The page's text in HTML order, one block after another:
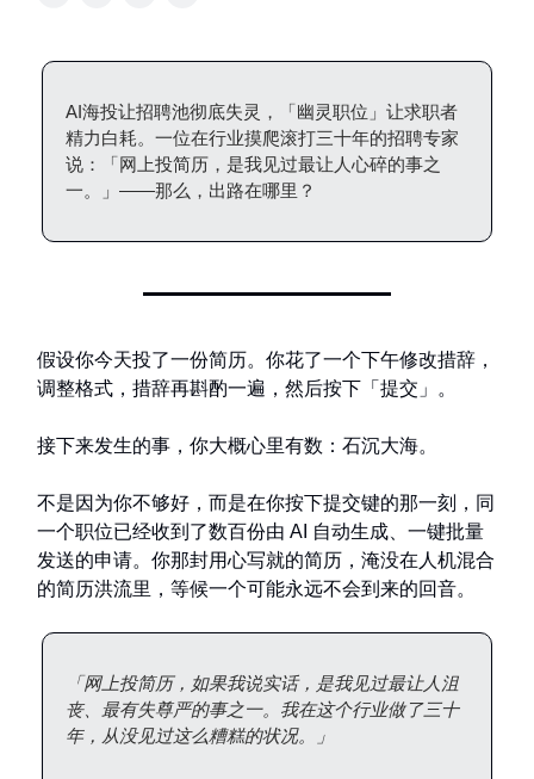
AI海投让招聘池彻底失灵，「幽灵职位」让求职者
精力白耗。一位在行业摸爬滚打三十年的招聘专家
说：「网上投简历，是我见过最让人心碎的事之
一。」——那么，出路在哪里？
假设你今天投了一份简历。你花了一个下午修改措辞，
调整格式，措辞再斟酌一遍，然后按下「提交」。
接下来发生的事，你大概心里有数：石沉大海。
不是因为你不够好，而是在你按下提交键的那一刻，同
一个职位已经收到了数百份由 AI 自动生成、一键批量
发送的申请。你那封用心写就的简历，淹没在人机混合
的简历洪流里，等候一个可能永远不会到来的回音。
「网上投简历，如果我说实话，是我见过最让人沮
丧、最有失尊严的事之一。我在这个行业做了三十
年，从没见过这么糟糕的状况。」